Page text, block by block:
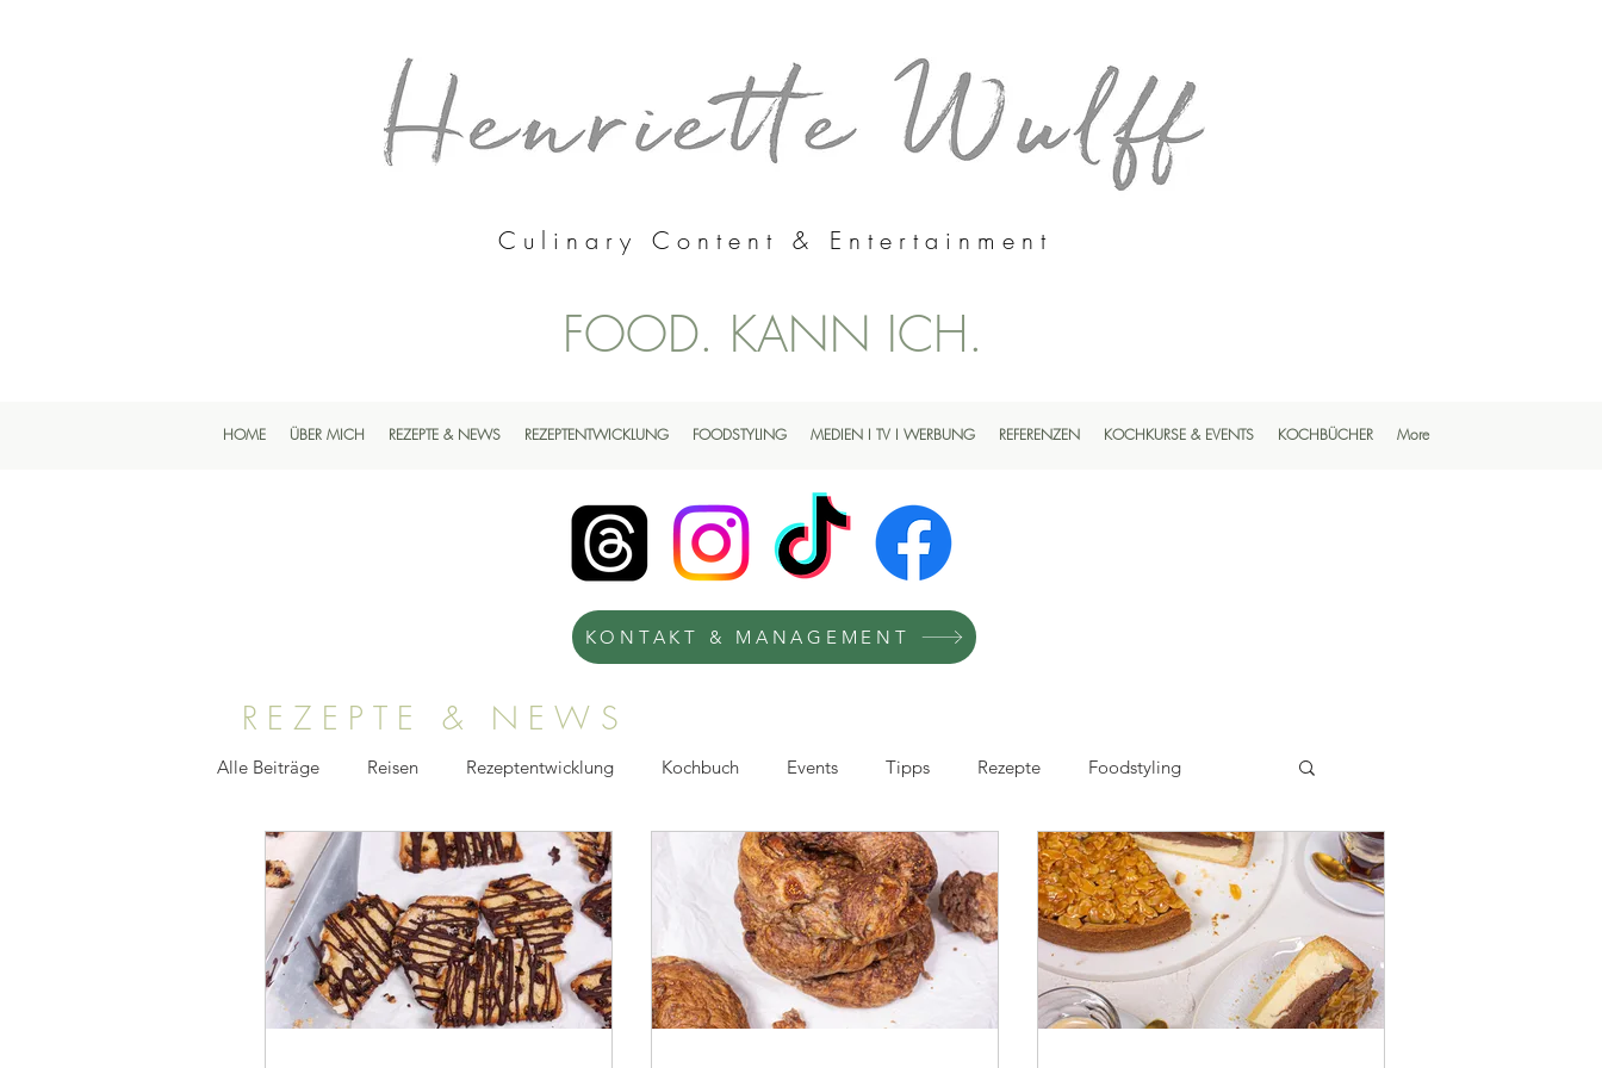
Culinary Content & Entertainment
FOOD. KANN ICH.
HOME ÜBER MICH REZEPTE & NEWS REZEPTENTWICKLUNG FOODSTYLING MEDIEN I TV I WERBUNG REFERENZEN KOCHKURSE & EVENTS KOCHBÜCHER More
KONTAKT & MANAGEMENT
Alle Beiträge Reisen Rezeptentwicklung Kochbuch Events Tipps Rezepte Foodstyling
Medien TV Foodfotografie Kochkurse Kooperation Recipes TV-Köchin
REZEPTE & NEWS